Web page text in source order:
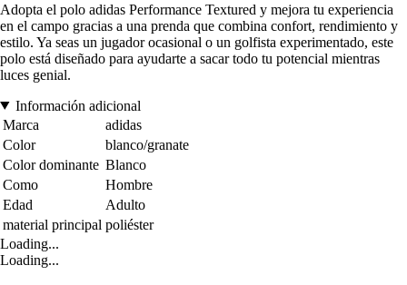
Adopta el polo adidas Performance Textured y mejora tu experiencia
en el campo gracias a una prenda que combina confort, rendimiento y
estilo. Ya seas un jugador ocasional o un golfista experimentado, este
polo está diseñado para ayudarte a sacar todo tu potencial mientras
luces genial.
Información adicional
Marca
adidas
Color
blanco/granate
Color dominante Blanco
Como
Hombre
Edad
Adulto
material principal poliéster
Loading...
Loading...